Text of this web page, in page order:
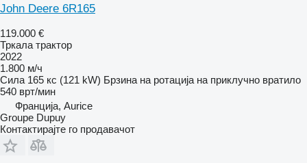
John Deere 6R165
119.000 €
Тркала трактор
2022
1.800 м/ч
Сила 165 кс (121 kW) Брзина на ротација на приклучно вратило
540 врт/мин
Франција, Aurice
Groupe Dupuy
Контактирајте го продавачот